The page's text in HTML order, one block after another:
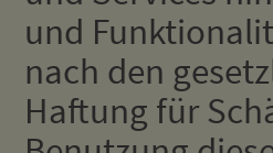
und
nach den
Haftung für